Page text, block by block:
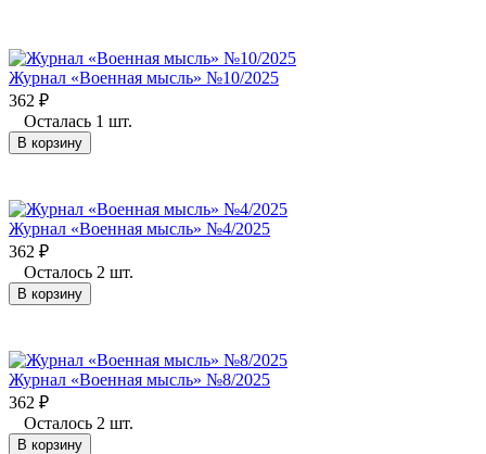
Журнал «Военная мысль» №10/2025
362 ₽
Осталась 1 шт.
В корзину
Журнал «Военная мысль» №4/2025
362 ₽
Осталось 2 шт.
В корзину
Журнал «Военная мысль» №8/2025
362 ₽
Осталось 2 шт.
В корзину